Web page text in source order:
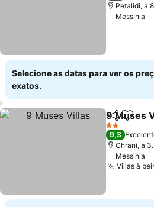
Petalidi, a
Messinia
Selecione as datas para ver os
exatos.
Partilhar
9 Muses
2 Estrelas
9,3
Chrani, a
Messinia
Villas à